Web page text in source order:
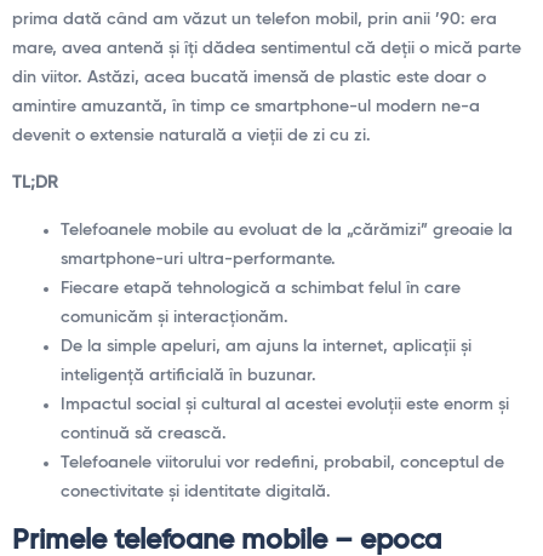
prima dată când am văzut un telefon mobil, prin anii ’90: era
mare, avea antenă și îți dădea sentimentul că deții o mică parte
din viitor. Astăzi, acea bucată imensă de plastic este doar o
amintire amuzantă, în timp ce smartphone-ul modern ne-a
devenit o extensie naturală a vieții de zi cu zi.
TL;DR
Telefoanele mobile au evoluat de la „cărămizi” greoaie la
smartphone-uri ultra-performante.
Fiecare etapă tehnologică a schimbat felul în care
comunicăm și interacționăm.
De la simple apeluri, am ajuns la internet, aplicații și
inteligență artificială în buzunar.
Impactul social și cultural al acestei evoluții este enorm și
continuă să crească.
Telefoanele viitorului vor redefini, probabil, conceptul de
conectivitate și identitate digitală.
Primele telefoane mobile – epoca